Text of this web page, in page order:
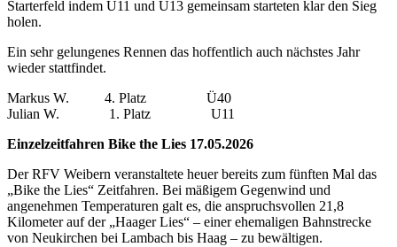
Starterfeld indem U11 und U13 gemeinsam starteten klar den Sieg
holen.
Ein sehr gelungenes Rennen das hoffentlich auch nächstes Jahr
wieder stattfindet.
Markus W. 4. Platz Ü40
Julian W. 1. Platz U11
Einzelzeitfahren Bike the Lies 17.05.2026
Der RFV Weibern veranstaltete heuer bereits zum fünften Mal das
„Bike the Lies“ Zeitfahren. Bei mäßigem Gegenwind und
angenehmen Temperaturen galt es, die anspruchsvollen 21,8
Kilometer auf der „Haager Lies“ – einer ehemaligen Bahnstrecke
von Neukirchen bei Lambach bis Haag – zu bewältigen.